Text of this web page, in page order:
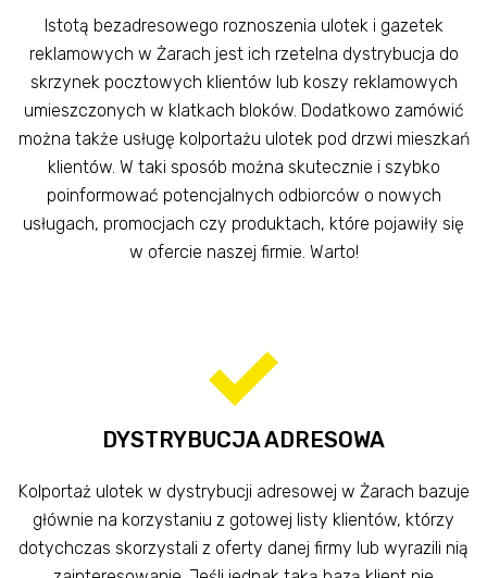
Istotą bezadresowego roznoszenia ulotek i gazetek
reklamowych w Żarach jest ich rzetelna dystrybucja do
skrzynek pocztowych klientów lub koszy reklamowych
umieszczonych w klatkach bloków. Dodatkowo zamówić
można także usługę kolportażu ulotek pod drzwi mieszkań
klientów. W taki sposób można skutecznie i szybko
poinformować potencjalnych odbiorców o nowych
usługach, promocjach czy produktach, które pojawiły się
w ofercie naszej firmie. Warto!
DYSTRYBUCJA ADRESOWA
Kolportaż ulotek w dystrybucji adresowej w Żarach bazuje
głównie na korzystaniu z gotowej listy klientów, którzy
dotychczas skorzystali z oferty danej firmy lub wyrazili nią